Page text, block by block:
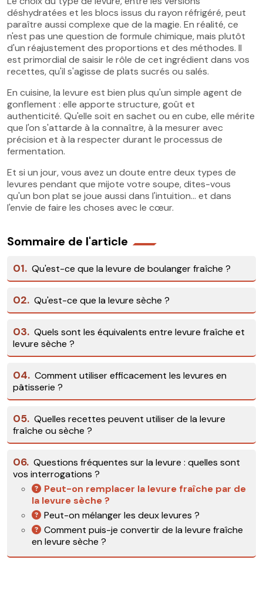
déshydratées et les blocs issus du rayon réfrigéré, peut
paraître aussi complexe que de la magie. En réalité, ce
n'est pas une question de formule chimique, mais plutôt
d'un réajustement des proportions et des méthodes. Il
est primordial de saisir le rôle de cet ingrédient dans vos
recettes, qu'il s'agisse de plats sucrés ou salés.
En cuisine, la levure est bien plus qu'un simple agent de
gonflement : elle apporte structure, goût et
authenticité. Qu'elle soit en sachet ou en cube, elle mérite
que l'on s'attarde à la connaître, à la mesurer avec
précision et à la respecter durant le processus de
fermentation.
Et si un jour, vous avez un doute entre deux types de
levures pendant que mijote votre soupe, dites-vous
qu'un bon plat se joue aussi dans l'intuition… et dans
l'envie de faire les choses avec le cœur.
Sommaire de l'article
01. Qu'est-ce que la levure de boulanger fraîche ?
02. Qu'est-ce que la levure sèche ?
03. Quels sont les équivalents entre levure fraîche et
levure sèche ?
04. Comment utiliser efficacement les levures en
pâtisserie ?
05. Quelles recettes peuvent utiliser de la levure
fraîche ou sèche ?
06. Questions fréquentes sur la levure : quelles sont
vos interrogations ?
Peut-on remplacer la levure fraîche par de
la levure sèche ?
Peut-on mélanger les deux levures ?
Comment puis-je convertir de la levure fraîche
en levure sèche ?